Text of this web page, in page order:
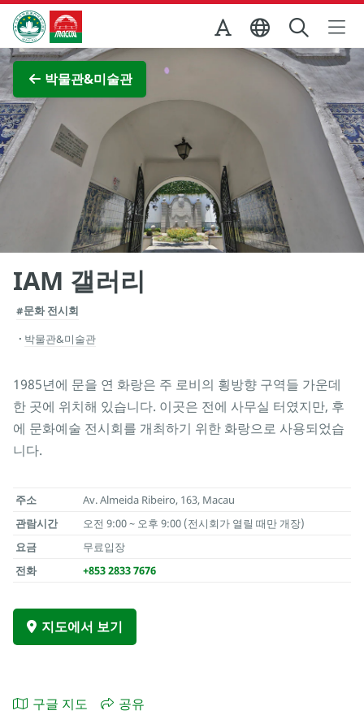
Skip to Main Content
마카오정부관광청
박물관&미술관
전체 이미지 보기
IAM 갤러리
#문화 전시회
박물관&미술관
1985년에 문을 연 화랑은 주 로비의 횡방향 구역들 가운데
한 곳에 위치해 있습니다. 이곳은 전에 사무실 터였지만, 후
에 문화예술 전시회를 개최하기 위한 화랑으로 사용되었습
니다.
주소
Av. Almeida Ribeiro, 163, Macau
관람시간
오전 9:00 ~ 오후 9:00 (전시회가 열릴 때만 개장)
요금
무료입장
전화
+853 2833 7676
지도에서 보기
구글 지도 공유